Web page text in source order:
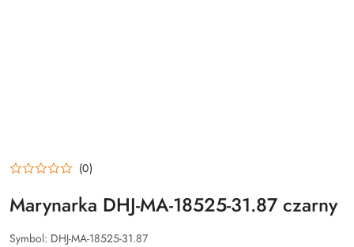
(0)
Marynarka DHJ-MA-18525-31.87 czarny
Symbol: DHJ-MA-18525-31.87